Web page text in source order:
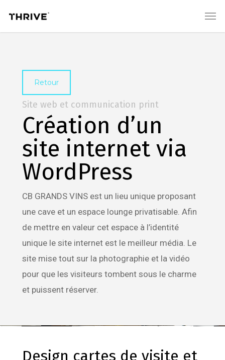
Retour
Site web et communication print
Création d’un
site internet via
WordPress
CB GRANDS VINS est un lieu unique proposant
une cave et un espace lounge privatisable. Afin
de mettre en valeur cet espace à l’identité
unique le site internet est le meilleur média. Le
site mise tout sur la photographie et la vidéo
pour que les visiteurs tombent sous le charme
et puissent réserver.
Design cartes de visite et